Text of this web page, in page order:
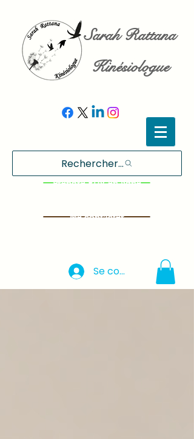
Sarah Rattana
Kinésiologue
Rechercher...
Prendre RDV en ligne
Me contacter
Se connecter